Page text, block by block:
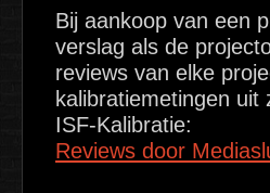
Bij aankoop van een
verslag als de
reviews van elke
kalibratiemetingen
ISF-Kalibratie:
Reviews door